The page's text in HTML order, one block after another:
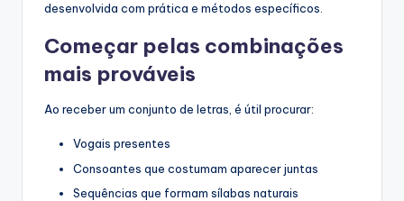
desenvolvida com prática e métodos específicos.
Começar pelas combinações
mais prováveis
Ao receber um conjunto de letras, é útil procurar:
Vogais presentes
Consoantes que costumam aparecer juntas
Sequências que formam sílabas naturais